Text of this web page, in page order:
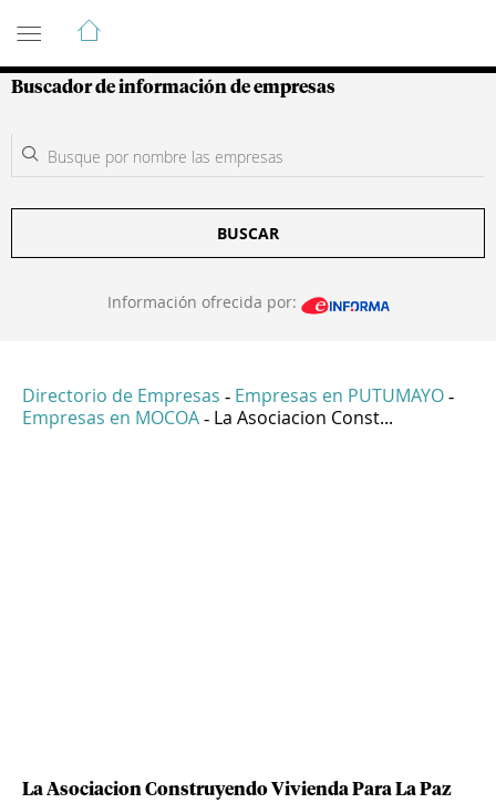
Guía de Empresas Colombianas
Buscador de información de empresas
BUSCAR
Información ofrecida por:
Directorio de Empresas - Empresas en PUTUMAYO -
Empresas en MOCOA - La Asociacion Const...
La Asociacion Construyendo Vivienda Para La Paz